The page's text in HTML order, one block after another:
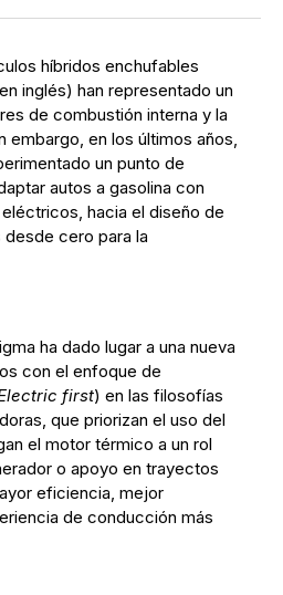
WhatsApp
Email
híbridos enchufables
inglés) han representado un
de combustión interna y la
embargo, en los últimos años,
un punto de
autos a gasolina con
hacia el diseño de
cero para la
ha dado lugar a una nueva
con el enfoque de
first) en las filosofías
que priorizan el uso del
el motor térmico a un rol
o apoyo en trayectos
eficiencia, mejor
de conducción más